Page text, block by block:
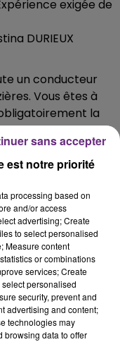
exigée de
DURIEUX
un conducteur
Vous êtes à
la
M. Joel Merle
Champagne
h/f, CDD dans
est notre priorité
processing based on
and/or access
advertising; Create
to select personalised
Measure content
or combinations
services; Create
personalised
security, prevent and
advertising and content;
technologies may
browsing data to offer
sans accepter